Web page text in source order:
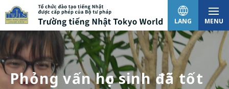
LANG MENU
日本語
Phỏng vấn học sinh đã tốt